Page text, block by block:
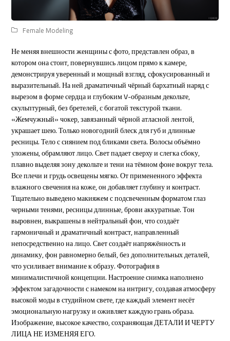
Female Modeling
Не меняя внешности женщины с фото, представлен образ, в
котором она стоит, повернувшись лицом прямо к камере,
демонстрируя уверенный и мощный взгляд, сфокусированный и
выразительный. На ней драматичный чёрный бархатный наряд с
вырезом в форме сердца и глубоким V-образным декольте,
скульптурный, без бретелей, с богатой текстурой ткани.
«Жемчужный» чокер, завязанный чёрной атласной лентой,
украшает шею. Только новогодний блеск для губ и длинные
ресницы. Тело с сиянием под бликами света. Волосы объёмно
уложены, обрамляют лицо. Свет падает сверху и слегка сбоку,
плавно выделяя зону декольте и тени на тёмном фоне вокруг тела.
Все плечи и грудь освещены мягко. От примененного эффекта
влажного свечения на коже, он добавляет глубину и контраст.
Тщательно выведено макияжем с подсвеченным форматом глаз
черными тенями, ресницы длинные, брови аккуратные. Тон
выровнен, выкрашены в нейтральный фон, что создаёт
гармоничный и драматичный контраст, направленный
непосредственно на лицо. Свет создаёт напряжённость и
динамику, фон равномерно белый, без дополнительных деталей,
что усиливает внимание к образу. Фотография в
минималистичной концепции. Настроение снимка наполнено
эффектом загадочности с намеком на интригу, создавая атмосферу
высокой моды в студийном свете, где каждый элемент несёт
эмоциональную нагрузку и оживляет каждую грань образа.
Изображение, высокое качество, сохраняющая ДЕТАЛИ И ЧЕРТУ
ЛИЦА НЕ ИЗМЕНЯЯ ЕГО.